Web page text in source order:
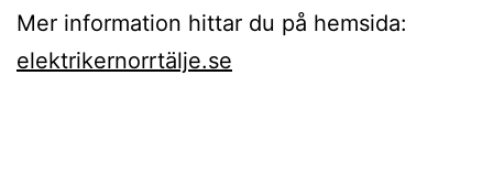
Mer information hittar du på hemsida:
elektrikernorrtälje.se